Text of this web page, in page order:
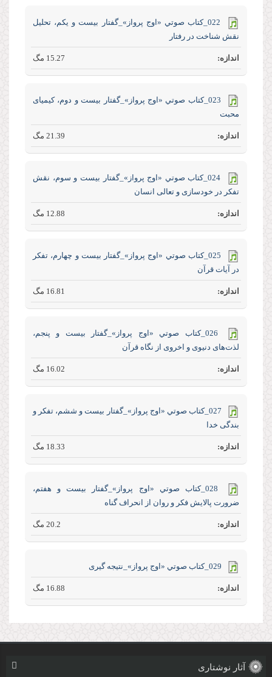
022_كتاب صوتي «اوج پرواز»_گفتار بیست و یکم، تحلیل
نقش شناخت در رفتار
15.27 مگ
023_كتاب صوتي «اوج پرواز»_گفتار بیست و دوم، کیمیای
محبت
21.39 مگ
024_كتاب صوتي «اوج پرواز»_گفتار بیست و سوم، نقش
تفکر در خودسازی و تعالی انسان
12.88 مگ
025_كتاب صوتي «اوج پرواز»_گفتار بیست و چهارم، تفکر
در آیات قرآن
16.81 مگ
026_كتاب صوتي «اوج پرواز»_گفتار بیست و پنجم،
لذت‌های دنیوی و اخروی از نگاه قرآن
16.02 مگ
027_كتاب صوتي «اوج پرواز»_گفتار بیست و ششم، تفکر و
بندگی خدا
18.33 مگ
028_كتاب صوتي «اوج پرواز»_گفتار بیست و هفتم،
ضرورت پالایش فکر و روان از انحراف گناه
20.2 مگ
029_كتاب صوتي «اوج پرواز»_نتیجه گیری
16.88 مگ
آثار نوشتاری